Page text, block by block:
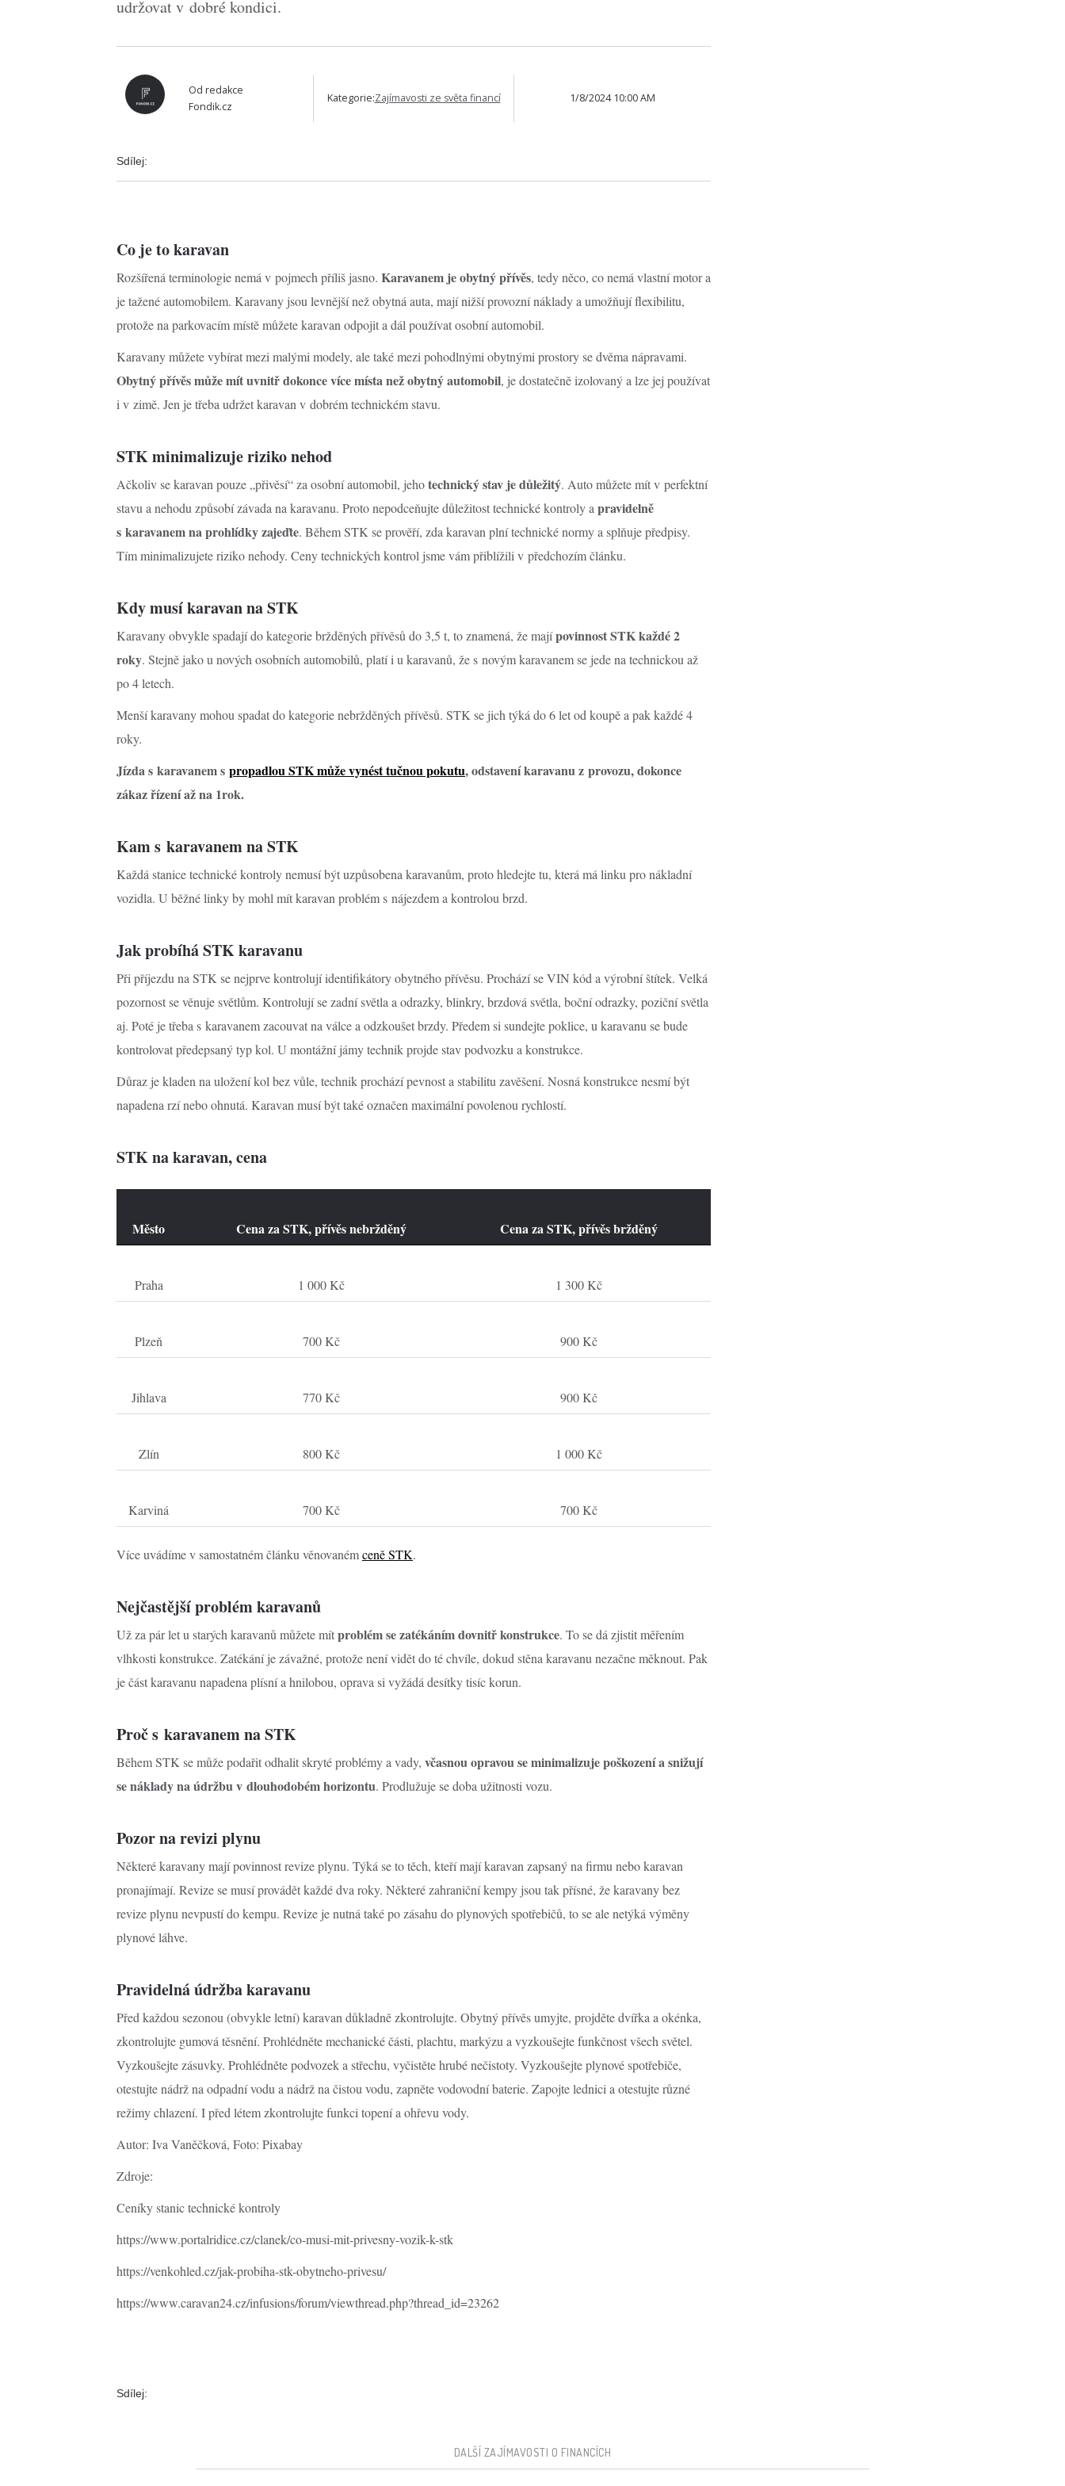
udržovat v dobré kondici.
Od redakce
Fondik.cz
Kategorie:Zajímavosti ze světa financí 1/8/2024 10:00 AM
Sdílej:
Co je to karavan
Rozšířená terminologie nemá v pojmech příliš jasno. Karavanem je obytný přívěs, tedy něco, co nemá vlastní motor a
je tažené automobilem. Karavany jsou levnější než obytná auta, mají nižší provozní náklady a umožňují flexibilitu,
protože na parkovacím místě můžete karavan odpojit a dál používat osobní automobil.
Karavany můžete vybírat mezi malými modely, ale také mezi pohodlnými obytnými prostory se dvěma nápravami.
Obytný přívěs může mít uvnitř dokonce více místa než obytný automobil, je dostatečně izolovaný a lze jej používat
i v zimě. Jen je třeba udržet karavan v dobrém technickém stavu.
STK minimalizuje riziko nehod
Ačkoliv se karavan pouze „přivěsí“ za osobní automobil, jehotechnický stav je důležitý. Auto můžete mít v perfektní
stavu a nehodu způsobí závada na karavanu. Proto nepodceňujte důležitost technické kontroly a pravidelně
s karavanem na prohlídky zajeďte. Během STK se prověří, zda karavan plní technické normy a splňuje předpisy.
Tím minimalizujete riziko nehody. Ceny technických kontrol jsme vám přiblížili v předchozím článku.
Kdy musí karavan na STK
Karavany obvykle spadají do kategorie bržděných přívěsů do 3,5 t, to znamená, že majípovinnost STK každé 2
roky. Stejně jako u nových osobních automobilů, platí i u karavanů, že s novým karavanem se jede na technickou až
po 4 letech.
Menší karavany mohou spadat do kategorie nebržděných přívěsů. STK se jich týká do 6 let od koupě a pak každé 4
roky.
Jízda s karavanem s propadlou STK může vynést tučnou pokutu, odstavení karavanu z provozu, dokonce
zákaz řízení až na 1rok.
Kam s karavanem na STK
Každá stanice technické kontroly nemusí být uzpůsobena karavanům, proto hledejte tu, která má linku pro nákladní
vozidla. U běžné linky by mohl mít karavan problém s nájezdem a kontrolou brzd.
Jak probíhá STK karavanu
Při příjezdu na STK se nejprve kontrolují identifikátory obytného přívěsu. Prochází se VIN kód a výrobní štítek. Velká
pozornost se věnuje světlům. Kontrolují se zadní světla a odrazky, blinkry, brzdová světla, boční odrazky, poziční světla
aj. Poté je třeba s karavanem zacouvat na válce a odzkoušet brzdy. Předem si sundejte poklice, u karavanu se bude
kontrolovat předepsaný typ kol. U montážní jámy technik projde stav podvozku a konstrukce.
Důraz je kladen na uložení kol bez vůle, technik prochází pevnost a stabilitu zavěšení. Nosná konstrukce nesmí být
napadena rzí nebo ohnutá. Karavan musí být také označen maximální povolenou rychlostí.
STK na karavan, cena
Město Cena za STK, přívěs nebržděný Cena za STK, přívěs bržděný
Praha 1 000 Kč 1 300 Kč
Plzeň 700 Kč 900 Kč
Jihlava 770 Kč 900 Kč
Zlín 800 Kč 1 000 Kč
Karviná 700 Kč 700 Kč
Více uvádíme v samostatném článku věnovanémceně STK.
Nejčastější problém karavanů
Už za pár let u starých karavanů můžete mítproblém se zatékáním dovnitř konstrukce. To se dá zjistit měřením
vlhkosti konstrukce. Zatékání je závažné, protože není vidět do té chvíle, dokud stěna karavanu nezačne měknout. Pak
je část karavanu napadena plísní a hnilobou, oprava si vyžádá desítky tisíc korun.
Proč s karavanem na STK
Během STK se může podařit odhalit skryté problémy a vady, včasnou opravou se minimalizuje poškození a snižují
se náklady na údržbu v dlouhodobém horizontu. Prodlužuje se doba užitnosti vozu.
Pozor na revizi plynu
Některé karavany mají povinnost revize plynu. Týká se to těch, kteří mají karavan zapsaný na firmu nebo karavan
pronajímají. Revize se musí provádět každé dva roky. Některé zahraniční kempy jsou tak přísné, že karavany bez
revize plynu nevpustí do kempu. Revize je nutná také po zásahu do plynových spotřebičů, to se ale netýká výměny
plynové láhve.
Pravidelná údržba karavanu
Před každou sezonou (obvykle letní) karavan důkladně zkontrolujte. Obytný přívěs umyjte, projděte dvířka a okénka,
zkontrolujte gumová těsnění. Prohlédněte mechanické části, plachtu, markýzu a vyzkoušejte funkčnost všech světel.
Vyzkoušejte zásuvky. Prohlédněte podvozek a střechu, vyčistěte hrubé nečistoty. Vyzkoušejte plynové spotřebiče,
otestujte nádrž na odpadní vodu a nádrž na čistou vodu, zapněte vodovodní baterie. Zapojte lednici a otestujte různé
režimy chlazení. I před létem zkontrolujte funkci topení a ohřevu vody.
Autor: Iva Vaněčková, Foto: Pixabay
Zdroje:
Ceníky stanic technické kontroly
https://www.portalridice.cz/clanek/co-musi-mit-privesny-vozik-k-stk
https://venkohled.cz/jak-probiha-stk-obytneho-privesu/
https://www.caravan24.cz/infusions/forum/viewthread.php?thread_id=23262
Sdílej:
DALŠÍ ZAJÍMAVOSTI O FINANCÍCH